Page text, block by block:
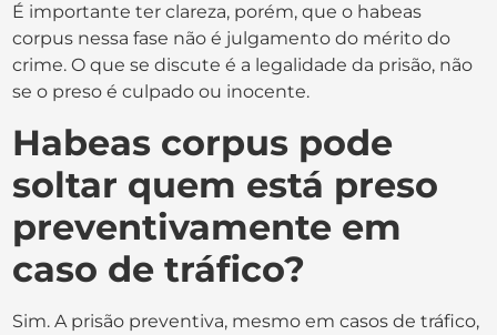
É importante ter clareza, porém, que o habeas
corpus nessa fase não é julgamento do mérito do
crime. O que se discute é a legalidade da prisão, não
se o preso é culpado ou inocente.
Habeas corpus pode
soltar quem está preso
preventivamente em
caso de tráfico?
Sim. A prisão preventiva, mesmo em casos de tráfico,